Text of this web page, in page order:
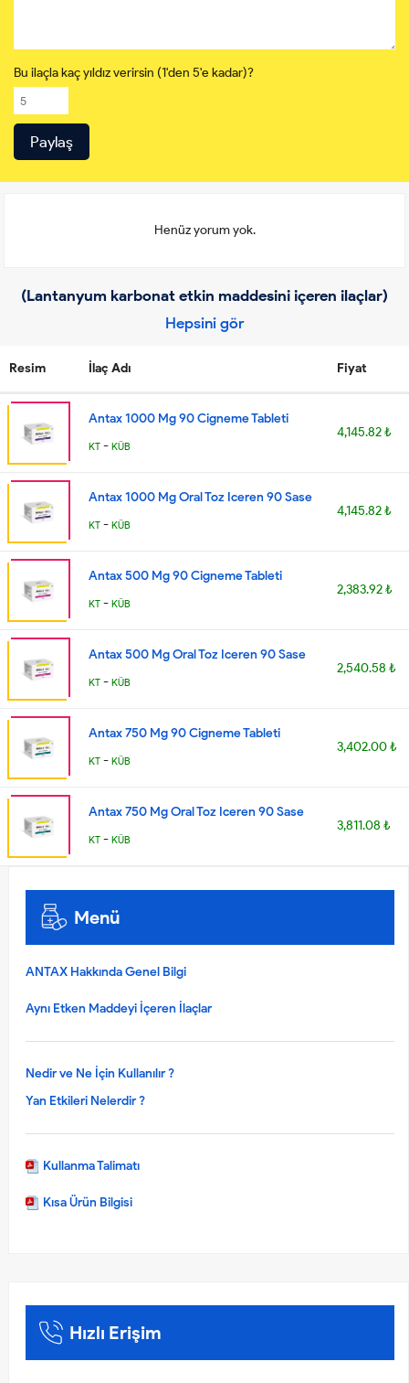
Bu ilaçla kaç yıldız verirsin (1'den 5'e kadar)?
Henüz yorum yok.
(Lantanyum karbonat etkin maddesini içeren ilaçlar)
Hepsini gör
Resim İlaç Adı Fiyat
Antax 1000 Mg 90 Cigneme Tableti
KT - KÜB
4,145.82 ₺
Antax 1000 Mg Oral Toz Iceren 90 Sase
KT - KÜB
4,145.82 ₺
Antax 500 Mg 90 Cigneme Tableti
KT - KÜB
2,383.92 ₺
Antax 500 Mg Oral Toz Iceren 90 Sase
KT - KÜB
2,540.58 ₺
Antax 750 Mg 90 Cigneme Tableti
KT - KÜB
3,402.00 ₺
Antax 750 Mg Oral Toz Iceren 90 Sase
KT - KÜB
3,811.08 ₺
Menü
ANTAX Hakkında Genel Bilgi
Aynı Etken Maddeyi İçeren İlaçlar
Nedir ve Ne İçin Kullanılır ?
Yan Etkileri Nelerdir ?
Kullanma Talimatı
Kısa Ürün Bilgisi
Hızlı Erişim